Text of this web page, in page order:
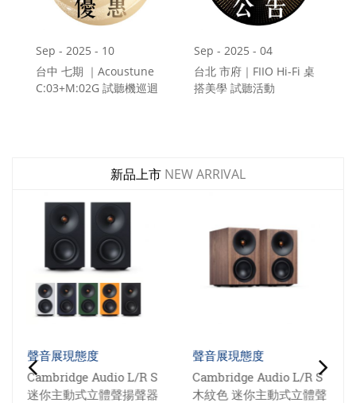
Sep - 2025 - 10
台中 七期 ｜Acoustune
C:03+M:02G 試聽機巡迴
Sep - 2025 - 04
台北 市府｜FIIO Hi-Fi 桌
搭美學 試聽活動
新品上市 NEW ARRIVAL
聲音展現態度
Cambridge Audio L/R S
迷你主動式立體聲揚聲器
聲音展現態度
Cambridge Audio L/R S
木紋色 迷你主動式立體聲